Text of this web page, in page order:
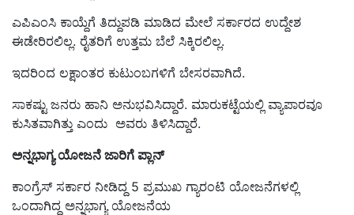
ಎಪಿಎಂಸಿ ಕಾಯ್ದೆಗೆ ತಿದ್ದುಪಡಿ ಮಾಡಿದ ಮೇಲೆ ಸರ್ಕಾರದ ಉದ್ದೇಶ
ಈಡೇರಿರಲಿಲ್ಲ. ರೈತರಿಗೆ ಉತ್ತಮ ಬೆಲೆ ಸಿಕ್ಕಿರಲಿಲ್ಲ.
ಇದರಿಂದ ಲಕ್ಷಾಂತರ ಕುಟುಂಬಗಳಿಗೆ ಬೇಸರವಾಗಿದೆ.
ಸಾಕಷ್ಟು ಜನರು ಹಾನಿ ಅನುಭವಿಸಿದ್ದಾರೆ. ಮಾರುಕಟ್ಟೆಯಲ್ಲಿ ವ್ಯಾಪಾರವೂ
ಕುಸಿತವಾಗಿತ್ತು ಎಂದು ಅವರು ತಿಳಿಸಿದ್ದಾರೆ.
ಅನ್ನಭಾಗ್ಯ ಯೋಜನೆ ಜಾರಿಗೆ ಪ್ಲಾನ್‌
ಕಾಂಗ್ರೆಸ್‌ ಸರ್ಕಾರ ನೀಡಿದ್ದ 5 ಪ್ರಮುಖ ಗ್ಯಾರಂಟಿ ಯೋಜನೆಗಳಲ್ಲಿ
ಒಂದಾಗಿದ್ದ ಅನ್ನಭಾಗ್ಯ ಯೋಜನೆಯ